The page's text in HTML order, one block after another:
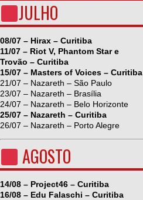
JULHO
08/07 – Hirax – Curitiba
11/07 – Riot V, Phantom Star e
Trovão – Curitiba
15/07 – Masters of Voices – Curitiba
21/07 – Nazareth – São Paulo
23/07 – Nazareth – Brasília
24/07 – Nazareth – Belo Horizonte
25/07 – Nazareth – Curitiba
26/07 – Nazareth – Porto Alegre
AGOSTO
14/08 – Project46 – Curitiba
16/08 – Edu Falaschi – Curitiba